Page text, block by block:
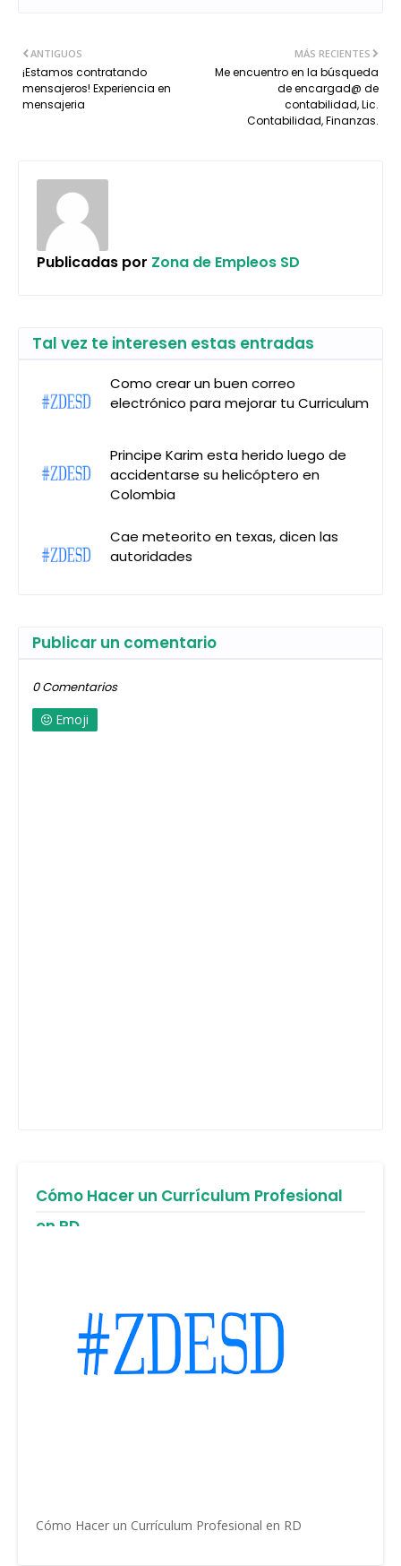
MÁS RECIENTES
Me encuentro en la búsqueda
de encargad@ de
contabilidad, Lic.
Contabilidad, Finanzas.
ANTIGUOS
¡Estamos contratando
mensajeros! Experiencia en
mensajeria
Publicadas por Zona de Empleos SD
Tal vez te interesen estas entradas
Como crear un buen correo
electrónico para mejorar tu Curriculum
Principe Karim esta herido luego de
accidentarse su helicóptero en
Colombia
Cae meteorito en texas, dicen las
autoridades
Publicar un comentario
0 Comentarios
Emoji
Cómo Hacer un Currículum Profesional
en RD
Cómo Hacer un Currículum Profesional en RD